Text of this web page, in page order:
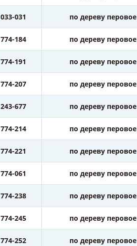
033-031 по дереву перовое
774-184 по дереву перовое
774-191 по дереву перовое
774-207 по дереву перовое
243-677 по дереву перовое
774-214 по дереву перовое
774-221 по дереву перовое
774-061 по дереву перовое
774-238 по дереву перовое
774-245 по дереву перовое
774-252 по дереву перовое